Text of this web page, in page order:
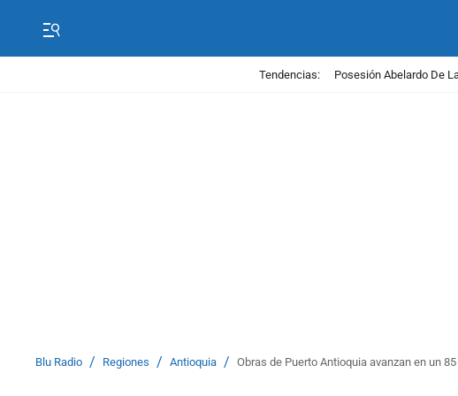
Tendencias: Posesión Abelardo De
Blu Radio / Regiones / Antioquia / Obras de Puerto Antioquia avanzan en un